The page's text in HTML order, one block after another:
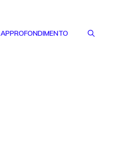
APPROFONDIMENTO